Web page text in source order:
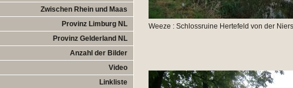
Zwischen Rhein und Maas
Provinz Limburg NL
Provinz Gelderland NL
Anzahl der Bilder
Video
Linkliste
Weeze : Schlossruine Hertefeld von der